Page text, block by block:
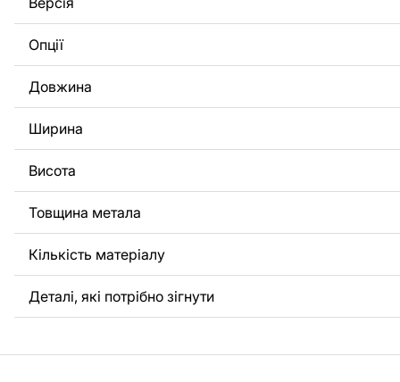
потрібно, щоб ми виконали індивідуальне креслення
вас, будь ласка, зв'яжіться з нами.
Якщо у вас залишилися питання або вам потрібна
нами в будь-який час, ми завжди готові допомогти.
Опції
Довжина
Ширина
Висота
Товщина метала
Кількість матеріалу
Деталі, які потрібно зігнути